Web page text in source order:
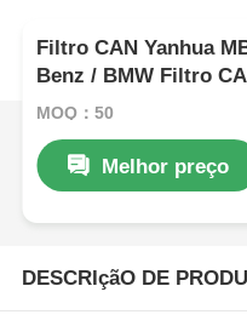
Filtro CAN Yanhua
Benz / BMW Filtro
MOQ：50
Melhor preço
DESCRIçãO DE